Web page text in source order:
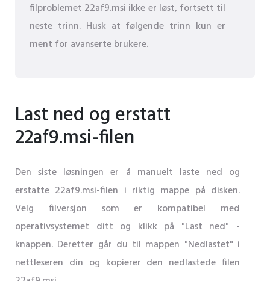
filproblemet 22af9.msi ikke er løst, fortsett til
neste trinn. Husk at følgende trinn kun er
ment for avanserte brukere.
Last ned og erstatt
22af9.msi-filen
Den siste løsningen er å manuelt laste ned og
erstatte 22af9.msi-filen i riktig mappe på disken.
Velg filversjon som er kompatibel med
operativsystemet ditt og klikk på "Last ned" -
knappen. Deretter går du til mappen "Nedlastet" i
nettleseren din og kopierer den nedlastede filen